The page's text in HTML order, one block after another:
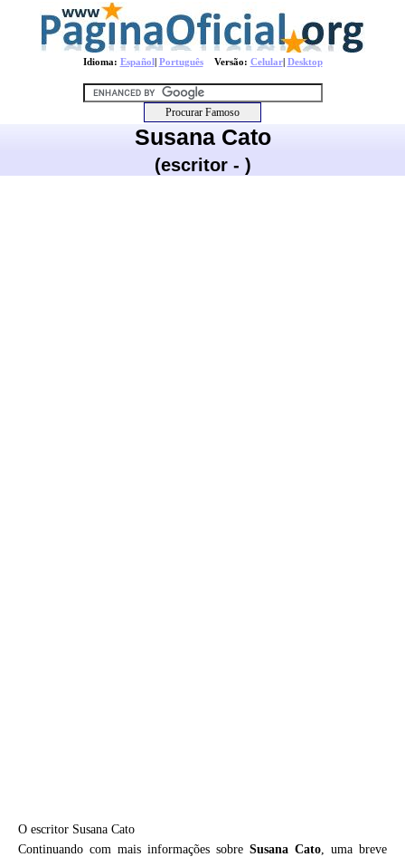
Idioma: Español| PortuguêsVersão: Celular| Desktop
Susana Cato
(escritor - )
O escritor Susana Cato
Continuando com mais informações sobre Susana Cato, uma breve